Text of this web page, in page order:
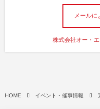
メールに
株式会社オー・
HOME イベント・催事情報